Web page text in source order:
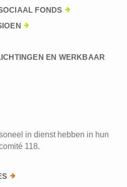
FONDS
EN WERKBAAR
in dienst hebben in hun
118.